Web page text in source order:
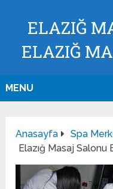
ELAZIĞ
ELAZIĞ
MENU
Anasayfa
Spa
Elazığ Masaj Salonu